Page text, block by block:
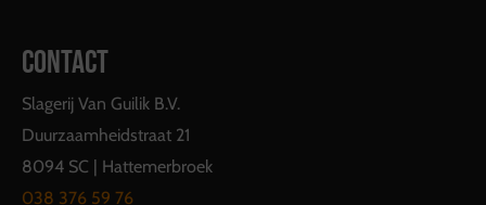
CONTACT
Slagerij Van Guilik B.V.
Duurzaamheidstraat 21
8094 SC | Hattemerbroek
038 376 59 76